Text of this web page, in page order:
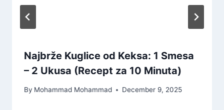
Najbrže Kuglice od Keksa: 1 Smesa
– 2 Ukusa (Recept za 10 Minuta)
By Mohammad Mohammad December 9, 2025